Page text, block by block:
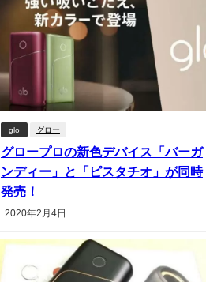
glo グロー
グロープロの新色デバイス「バーガ
ンディー」と「ピスタチオ」が同時
発売！
2020年2月4日